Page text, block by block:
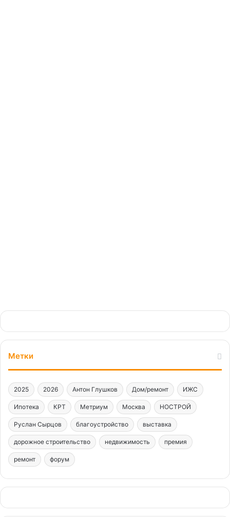
Метки
2025 2026 Антон Глушков Дом/ремонт ИЖС
Ипотека КРТ Метриум Москва НОСТРОЙ
Руслан Сырцов благоустройство выставка
дорожное строительство недвижимость премия
ремонт форум